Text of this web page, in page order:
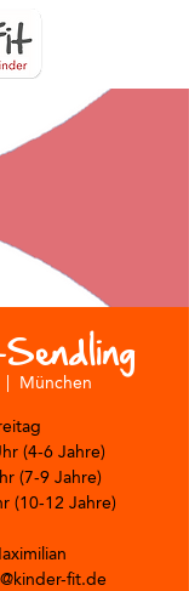
München
(4-6 Jahre)
(7-9 Jahre)
(10-12 Jahre)
fit.de